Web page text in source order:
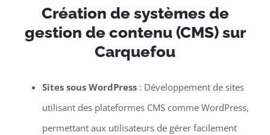
Création de systèmes de
gestion de contenu (CMS) sur
Carquefou
Sites sous WordPress: Développement de sites
utilisant des plateformes CMS comme WordPress,
permettant aux utilisateurs de gérer facilement